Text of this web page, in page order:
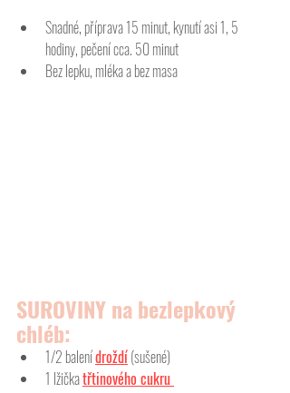
Snadné, příprava 15 minut, kynutí asi 1, 5
hodiny, pečení cca. 50 minut
Bez lepku, mléka a bez masa
SUROVINY na bezlepkový
chléb:
1/2 balení droždí (sušené)
1 lžička třtinového cukru